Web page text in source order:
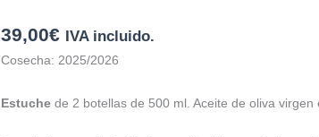
39,00€ IVA incluido.
Cosecha: 2025/2026
Estuchede 2 botellas de 500 ml. Aceite de oliva virgen